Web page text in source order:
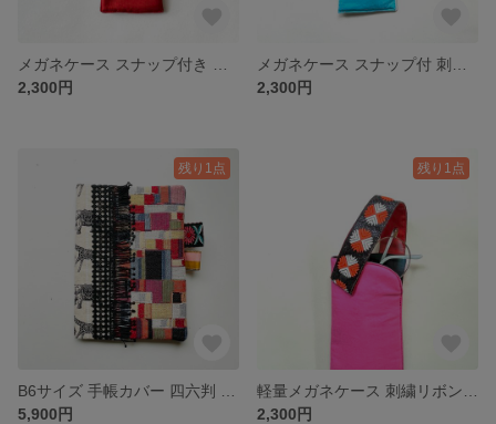
2,300円
2,300円
残り1点
5,900円
残り1点
2,300円